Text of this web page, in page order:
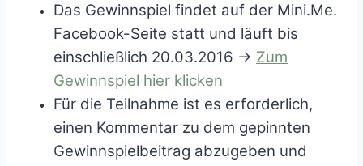
Das Gewinnspiel findet auf der Mini.Me.
Facebook-Seite statt und läuft bis
einschließlich 20.03.2016 -> Zum
Gewinnspiel hier klicken
Für die Teilnahme ist es erforderlich,
einen Kommentar zu dem gepinnten
Gewinnspielbeitrag abzugeben und